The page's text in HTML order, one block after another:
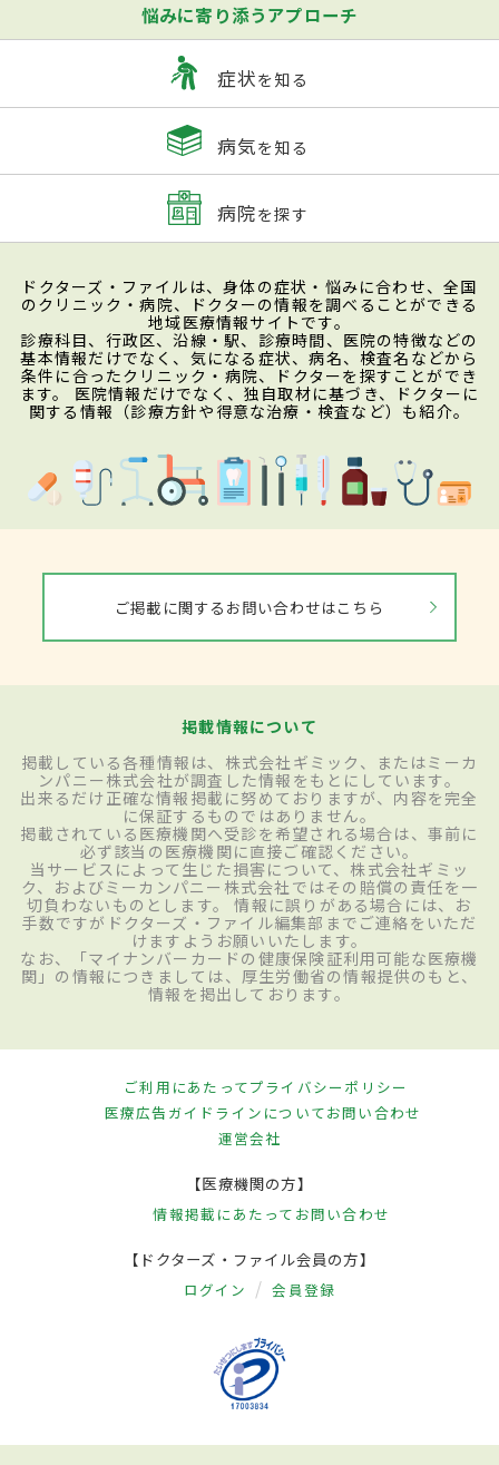
悩みに寄り添うアプローチ
症状を知る
病気を知る
病院を探す
ドクターズ・ファイルは、身体の症状・悩みに合わせ、全国
のクリニック・病院、ドクターの情報を調べることができる
地域医療情報サイトです。
診療科目、行政区、沿線・駅、診療時間、医院の特徴などの
基本情報だけでなく、気になる症状、病名、検査名などから
条件に合ったクリニック・病院、ドクターを探すことができ
ます。 医院情報だけでなく、独自取材に基づき、ドクターに
関する情報（診療方針や得意な治療・検査など）も紹介。
ご掲載に関するお問い合わせはこちら
掲載情報について
掲載している各種情報は、株式会社ギミック、またはミーカ
ンパニー株式会社が調査した情報をもとにしています。
出来るだけ正確な情報掲載に努めておりますが、内容を完全
に保証するものではありません。
掲載されている医療機関へ受診を希望される場合は、事前に
必ず該当の医療機関に直接ご確認ください。
当サービスによって生じた損害について、株式会社ギミッ
ク、およびミーカンパニー株式会社ではその賠償の責任を一
切負わないものとします。 情報に誤りがある場合には、お
手数ですがドクターズ・ファイル編集部までご連絡をいただ
けますようお願いいたします。
なお、「マイナンバーカードの健康保険証利用可能な医療機
関」の情報につきましては、厚生労働省の情報提供のもと、
情報を掲出しております。
ご利用にあたってプライバシーポリシー
医療広告ガイドラインについてお問い合わせ
運営会社
【医療機関の方】
情報掲載にあたって お問い合わせ
【ドクターズ・ファイル会員の方】
ログイン 会員登録